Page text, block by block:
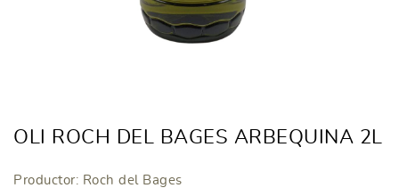
OLI ROCH DEL BAGES ARBEQUINA 2L
Productor: Roch del Bages